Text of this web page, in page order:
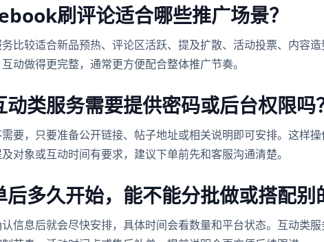
刷评论适合哪些推广场景？
比较适合新品预热、评论区活跃、提及扩散、活动投票、内容
动做得更完整，通常更方便配合整体推广节奏。
动类服务需要提供密码或后台权限吗
要，只要准备公开链接、帖子地址或相关说明即可安排。这样
对象或互动时间有要求，建议下单前先和客服沟通清楚。
后多久开始，能不能分批做或搭配别
信息后就会尽快安排，具体时间会看数量和平台状态。互动类